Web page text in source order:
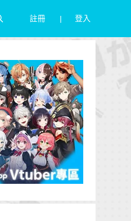
註冊 登入